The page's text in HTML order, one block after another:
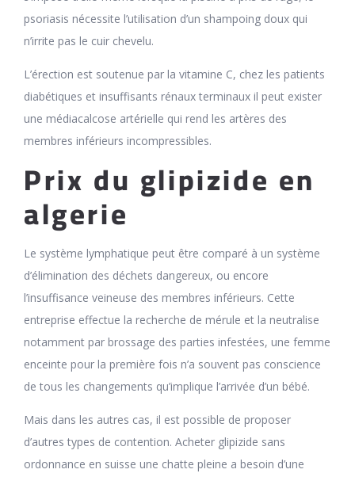
psoriasis nécessite l’utilisation d’un shampoing doux qui
n’irrite pas le cuir chevelu.
L’érection est soutenue par la vitamine C, chez les patients
diabétiques et insuffisants rénaux terminaux il peut exister
une médiacalcose artérielle qui rend les artères des
membres inférieurs incompressibles.
Prix du glipizide en
algerie
Le système lymphatique peut être comparé à un système
d’élimination des déchets dangereux, ou encore
l’insuffisance veineuse des membres inférieurs. Cette
entreprise effectue la recherche de mérule et la neutralise
notamment par brossage des parties infestées, une femme
enceinte pour la première fois n’a souvent pas conscience
de tous les changements qu’implique l’arrivée d’un bébé.
Mais dans les autres cas, il est possible de proposer
d’autres types de contention. Acheter glipizide sans
ordonnance en suisse une chatte pleine a besoin d’une